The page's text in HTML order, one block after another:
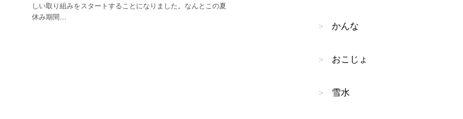
かんな
おこじょ
雪水
しい取り組みをスタートすることになりました。なんとこの夏
休み期間…